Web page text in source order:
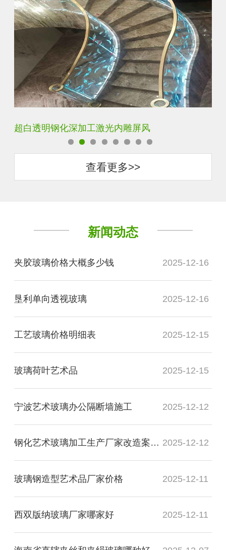
玄关水晶立体雕刻3D激光内雕玻璃
查看更多>>
新闻动态
夹胶玻璃价格大概多少钱 2025-12-16
垦利单向透视玻璃 2025-12-16
工艺玻璃价格明细表 2025-12-15
玻璃荷叶艺术品 2025-12-15
宁波艺术玻璃办公隔断墙施工 2025-12-12
钢化艺术玻璃加工生产厂家改造案例图 2025-12-12
玻璃钢造型艺术品厂家价格 2025-12-11
西双版纳玻璃厂家哪家好 2025-12-11